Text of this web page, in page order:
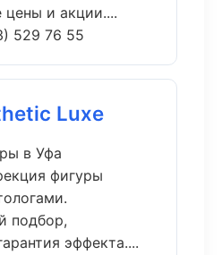
цены и акции....
529 76 55
Luxe
в Уфа
фигуры
подбор,
эффекта....